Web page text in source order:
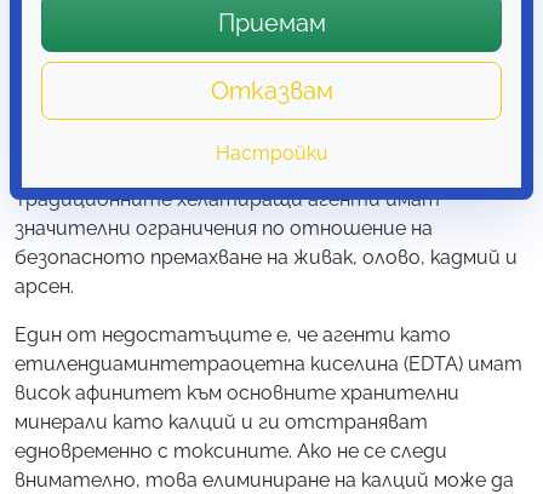
показват колко е трудно за организма да премахне
живак и други токсини без наличието на
ефективен детоксикатор. Провокативните
тестове (преди и след провокация) на урината са
златен стандарт в измерването на ефикасността
на хелатиращите агенти.
Традиционните хелатиращи агенти имат
значителни ограничения по отношение на
безопасното премахване на живак, олово, кадмий и
арсен.
Един от недостатъците е, че агенти като
етилендиаминтетраоцетна киселина (EDTA) имат
висок афинитет към основните хранителни
минерали като калций и ги отстраняват
едновременно с токсините. Ако не се следи
внимателно, това елиминиране на калций може да
Приемам
Отказвам
Настройки